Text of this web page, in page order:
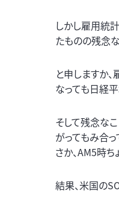
しかし雇用統
たものの残念
と申しますか
なっても日経
そして残念な
がってもみ合
さか、AM5時
結果、米国の